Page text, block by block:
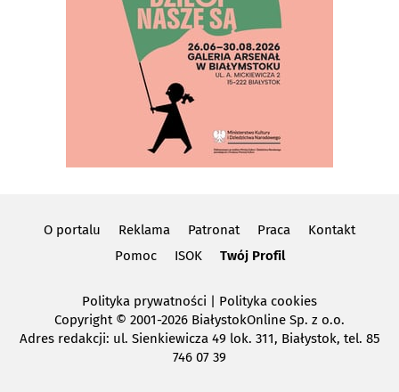
O portalu Reklama Patronat Praca
Kontakt
Pomoc
ISOK Twój Profil
Polityka prywatności | Polityka cookies
Copyright© 2001-2026 BiałystokOnline Sp. z o.o.
Adres redakcji: ul. Sienkiewicza 49 lok. 311, Białystok, tel. 85
746 07 39